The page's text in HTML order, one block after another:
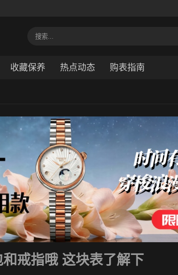
收藏保养 热点动态 购表指南
戒指哦 这块表了解下